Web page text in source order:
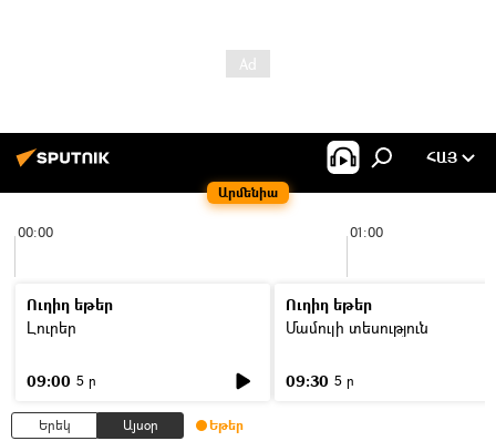
Արմենիա
ՀԱՅ
00:00 01:00
Ուղիղ եթեր
Լուրեր
09:00 5 ր
Ուղիղ եթեր
Մամուլի տեսություն
09:30 5 ր
Երեկ Այսօր Եթեր